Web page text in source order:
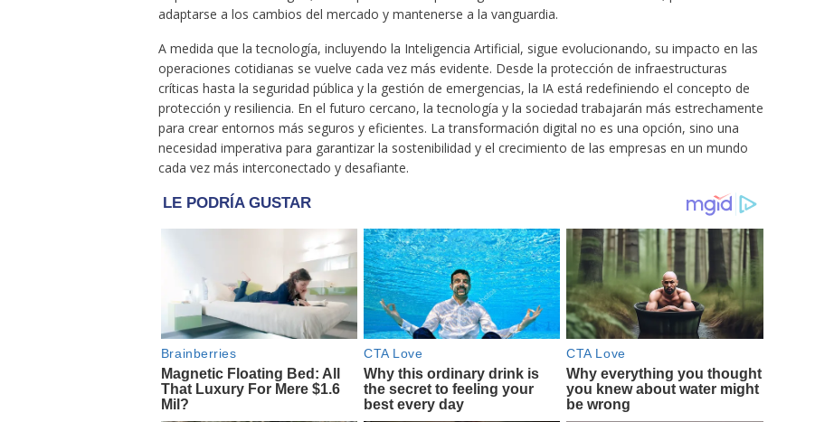
adaptarse a los cambios del mercado y mantenerse a la vanguardia.
A medida que la tecnología, incluyendo la Inteligencia Artificial, sigue evolucionando, su impacto en las
operaciones cotidianas se vuelve cada vez más evidente. Desde la protección de infraestructuras
críticas hasta la seguridad pública y la gestión de emergencias, la IA está redefiniendo el concepto de
protección y resiliencia. En el futuro cercano, la tecnología y la sociedad trabajarán más estrechamente
para crear entornos más seguros y eficientes. La transformación digital no es una opción, sino una
necesidad imperativa para garantizar la sostenibilidad y el crecimiento de las empresas en un mundo
cada vez más interconectado y desafiante.